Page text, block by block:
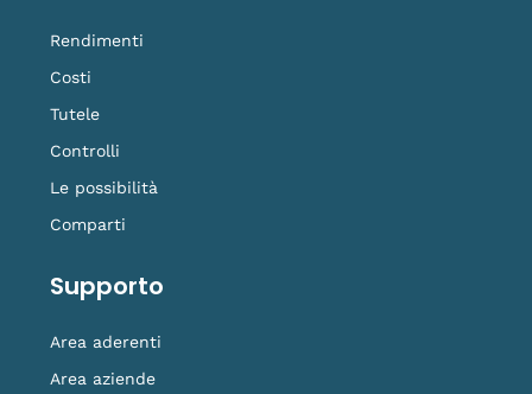
Rendimenti
Costi
Tutele
Controlli
Le possibilità
Comparti
Supporto
Area aderenti
Area aziende